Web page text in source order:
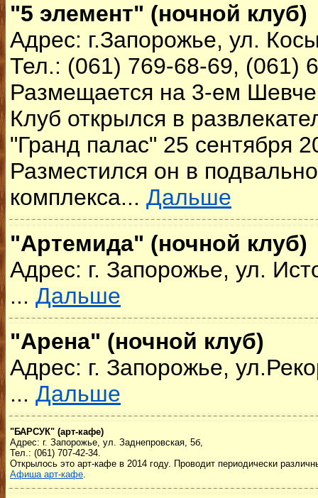
"5 элемент" (ночной клуб)
Адрес: г.Запорожье, ул.
Тел.: (061) 769-68-69, (061)
Размещается на 3-ем
Клуб открылся в
"Гранд палас" 25 сентября
Разместился он в
комплекса... Дальше
"Артемида" (ночной клуб)
Адрес: г. Запорожье, ул.
... Дальше
"Арена" (ночной клуб)
Адрес: г. Запорожье,
... Дальше
"БАРСУК" (арт-кафе)
Адрес: г. Запорожье, ул. Заднепровская, 5б,
Тел.: (061) 707-42-34.
Открылось это арт-кафе в 2014 году. Проводит периодически
Афиша арт-кафе.